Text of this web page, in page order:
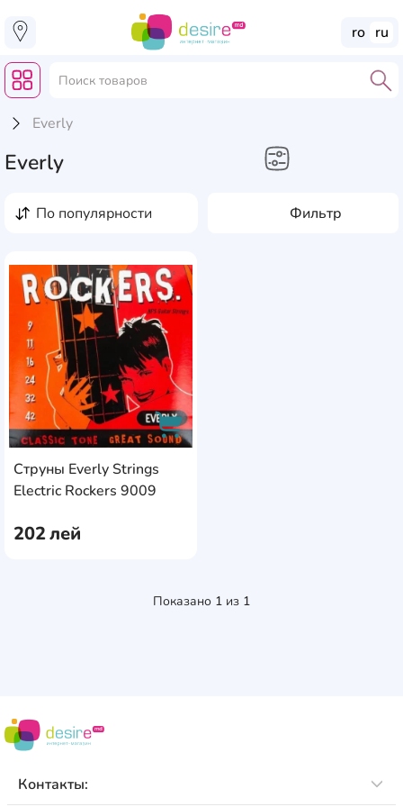
ro ru
Everly
Everly
музыкальных
инструментов
Фильтр
по популярности
Струны Everly Strings
Electric Rockers 9009
202лей
AddCardToFavourite
Показано 1 из 1
Контакты: